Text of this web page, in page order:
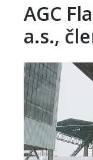
AGC
a.s.,